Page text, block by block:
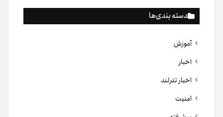
دسته بندی‌ها
آموزش
اخبار
اخبار تترلند
امنیت